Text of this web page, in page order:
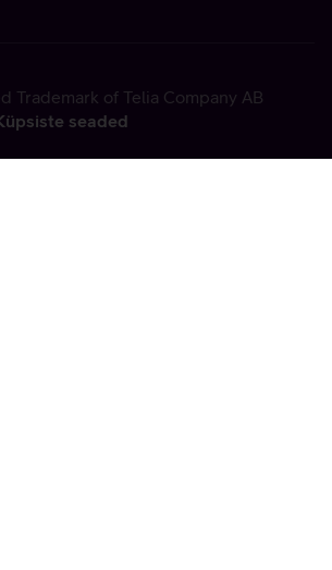
Trademark of Telia Company AB
seaded